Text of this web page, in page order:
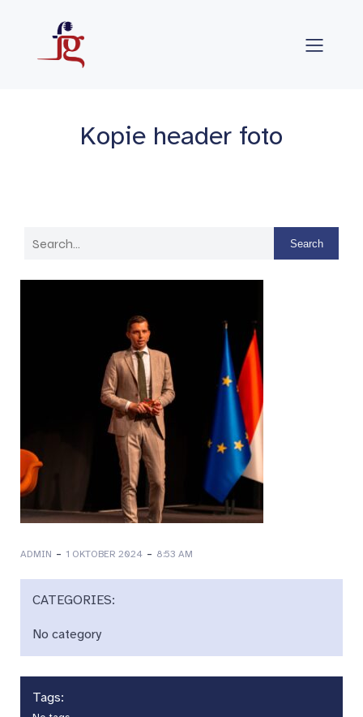
Kopie header foto
Search
ADMIN - 1 OKTOBER 2024 - 8:53 AM
CATEGORIES:
No category
Tags: